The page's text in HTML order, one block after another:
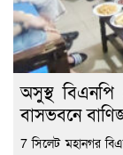
অসুস্থ
বাসভবনে
7 সিলেট মহানগর